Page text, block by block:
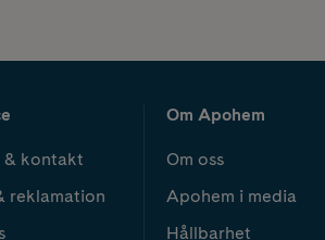
& kontakt
reklamation
Om Apohem
Om oss
Apohem i media
Hållbarhet